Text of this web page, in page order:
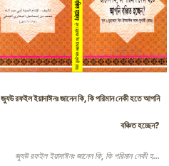
জুযউ রফইল ইয়াদাঈনঃ জানেন কি, কি পরিমান নেকী হতে আপনি
বঞ্চিত হচ্ছেন?
জুযউ রফইল ইয়াদাঈনঃ জানেন কি, কি পরিমান নেকী হ...